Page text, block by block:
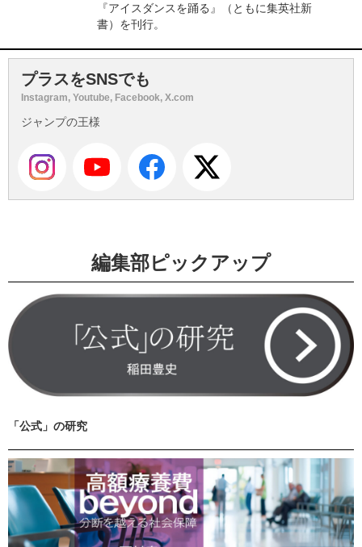
『アイスダンスを踊る』（ともに集英社新
書）を刊行。
プラスをSNSでも
Instagram, Youtube, Facebook, X.com
ジャンプの王様
編集部ピックアップ
「公式」の研究